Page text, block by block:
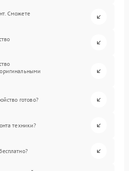
Сможете
готово?
техники?